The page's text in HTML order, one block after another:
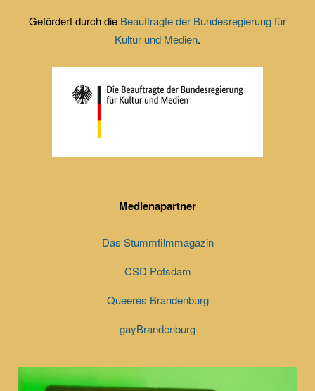
Gefördert durch die Beauftragte der Bundesregierung für
Kultur und Medien.
Medienapartner
Das Stummfilmmagazin
CSD Potsdam
Queeres Brandenburg
gayBrandenburg